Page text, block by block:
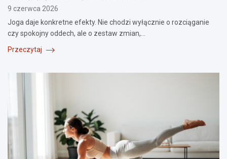
9 czerwca 2026
Joga daje konkretne efekty. Nie chodzi wyłącznie o rozciąganie
czy spokojny oddech, ale o zestaw zmian,…
Przeczytaj